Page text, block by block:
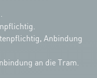
Anbindung
an die Tram.